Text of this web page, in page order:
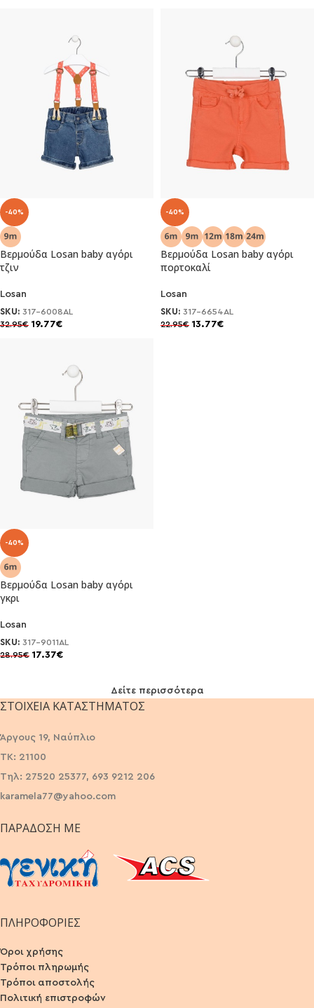
-40%
Βερμούδα Losan baby αγόρι
τζιν
Losan
SKU: 317-6008AL
32.95€ 19.77€
-40%
Βερμούδα Losan baby αγόρι
πορτοκαλί
Losan
SKU: 317-6654AL
22.95€ 13.77€
-40%
Βερμούδα Losan baby αγόρι
γκρι
Losan
SKU: 317-9011AL
28.95€ 17.37€
Δείτε περισσότερα
ΣΤΟΙΧΕΊΑ ΚΑΤΑΣΤΉΜΑΤΟΣ
Άργους 19, Ναύπλιο
ΤΚ: 21100
Τηλ: 27520 25377, 693 9212 206
karamela77@yahoo.com
ΠΑΡΆΔΟΣΗ ΜΕ
ΠΛΗΡΟΦΟΡΙΕΣ
Όροι χρήσης
Τρόποι πληρωμής
Τρόποι αποστολής
Πολιτική επιστροφών